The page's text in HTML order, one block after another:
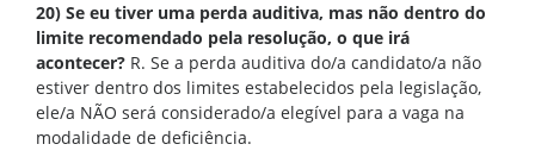
20) Se eu tiver uma perda auditiva, mas não dentro do
limite recomendado pela resolução, o que irá
acontecer? R. Se a perda auditiva do/a candidato/a não
estiver dentro dos limites estabelecidos pela legislação,
ele/a NÃO será considerado/a elegível para a vaga na
modalidade de deficiência.